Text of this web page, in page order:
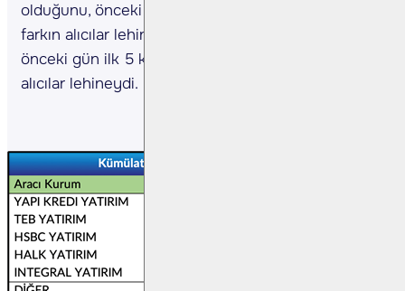
olduğunu, önceki güne göre ilk 5 kurum bazında
farkın alıcılar lehine azaldığını gözlemliyoruz. Bir
önceki gün ilk 5 kurum bazında fark 61.987 adet
alıcılar lehineydi.